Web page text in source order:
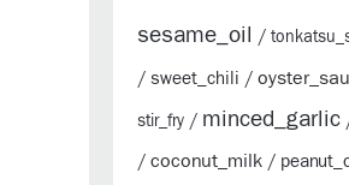
sesame_oil /
/ sweet_chili /
stir_fry / minced_garlic
/ coconut_milk /